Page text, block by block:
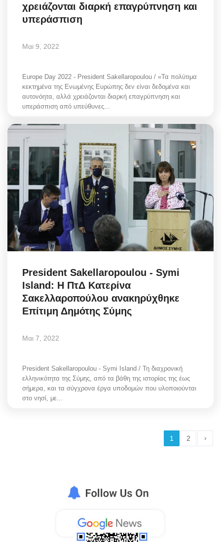
χρειάζονται διαρκή επαγρύπνηση και
υπεράσπιση
Μαι 9, 2022
Europe Day 2022 - President Sakellaropoulou / «Τα πολύτιμα
κεκτημένα της Ενωμένης Ευρώπης δεν είναι δεδομένα και
αυτονόητα, αλλά χρειάζονται διαρκή επαγρύπνηση και
υπεράσπιση από υπεύθυνες...
President Sakellaropoulou - Symi
Island: Η ΠτΔ Κατερίνα
Σακελλαροπούλου ανακηρύχθηκε
Επίτιμη Δημότης Σύμης
Μαι 7, 2022
President Sakellaropoulou - Symi Island / Τη διαχρονική
ελληνικότητα της Σύμης, από τα βάθη της ιστορίας της έως
σήμερα, και τα σύγχρονα έργα υποδομών που υλοποιούνται
στο νησί, με...
1 2 ›